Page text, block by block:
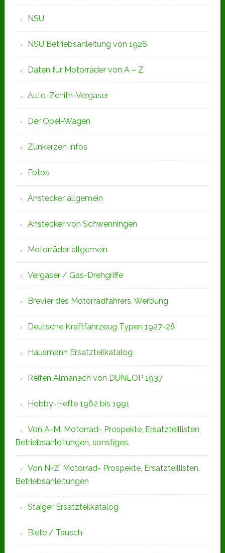
NSU
NSU Betriebsanleitung von 1928
Daten für Motorräder von A – Z
Auto-Zenith-Vergaser
Der Opel-Wagen
Zünkerzen Infos
Fotos
Anstecker allgemein
Anstecker von Schwenningen
Motorräder allgemein
Vergaser / Gas-Drehgriffe
Brevier des Motorradfahrers, Werbung
Deutsche Kraftfahrzeug Typen 1927-28
Hausmann Ersatzteilkatalog
Reifen Almanach von DUNLOP 1937
Hobby-Hefte 1962 bis 1991
Von A-M: Motorrad- Prospekte, Ersatzteillisten,
Betriebsanleitungen, sonstiges,
Von N-Z: Motorrad- Prospekte, Ersatzteillisten,
Betriebsanleitungen
Staiger Ersatzteilkatalog
Biete / Tausch